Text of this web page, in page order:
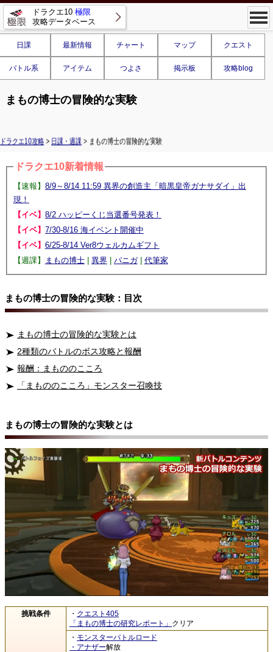
ドラクエ10 極限
攻略データベース
日課 最新情報 チャート マップ クエスト
バトル系 アイテム つよさ 掲示板 攻略blog
まもの博士の冒険的な実験
ドラクエ10攻略 > 日課・週課 > まもの博士の冒険的な実験
ドラクエ10新着情報
【速報】 8/9～8/14 11:59 異界の創造主「暗黒皇帝ガナサダイ」出
現！
【イベ】 8/2 ハッピーくじ当選番号発表！
【イベ】 7/30-8/16 海イベント開催中
【イベ】 6/25-8/14 Ver8ウェルカムギフト
【週課】
まもの博士| 異界 | パニガ| 代筆家
まもの博士の冒険的な実験：目次
まもの博士の冒険的な実験とは
2種類のバトルのボス攻略と報酬
報酬：まもののこころ
「まもののこころ」モンスター召喚技
まもの博士の冒険的な実験とは
挑戦条件 ・ クエスト405
「まもの博士の研究レポート」 クリア
・ モンスターバトルロード
・アナザー解放